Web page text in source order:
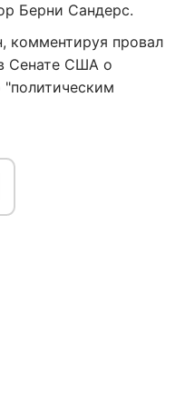
Берни Сандерс.
провал
Сенате США о